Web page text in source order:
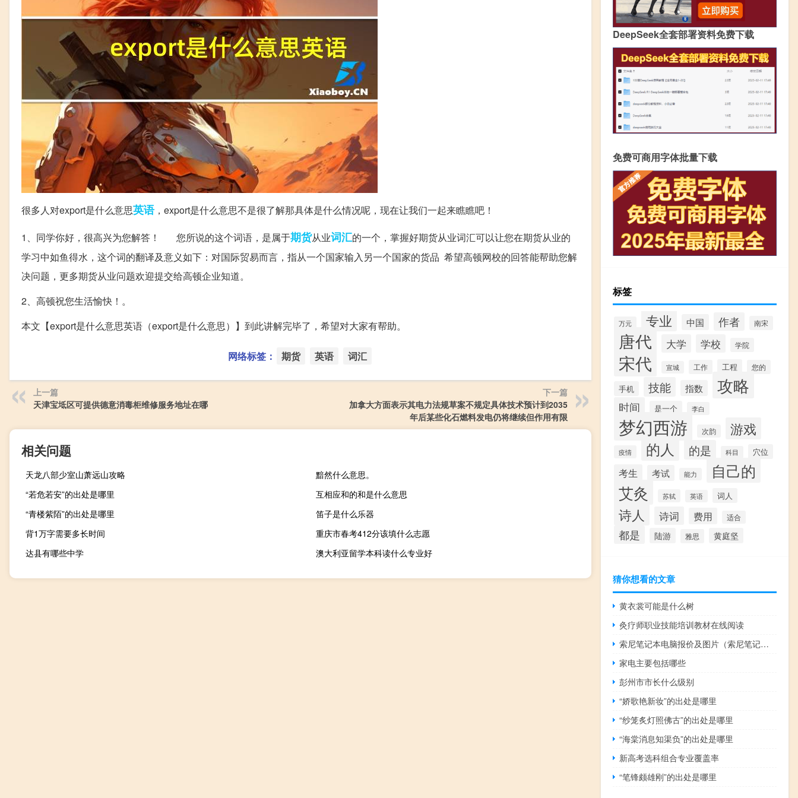
很多人对export是什么意思英语，export是什么意思不是很了解那具体是什么情况呢，现在让我们一起来瞧瞧吧！
1、同学你好，很高兴为您解答！ 您所说的这个词语，是属于期货从业词汇的一个，掌握好期货从业词汇可以让您在期货从业的
学习中如鱼得水，这个词的翻译及意义如下：对国际贸易而言，指从一个国家输入另一个国家的货品 希望高顿网校的回答能帮助您解
决问题，更多期货从业问题欢迎提交给高顿企业知道。
2、高顿祝您生活愉快！。
本文【export是什么意思英语（export是什么意思）】到此讲解完毕了，希望对大家有帮助。
网络标签： 期货 英语 词汇
上一篇
天津宝坻区可提供德意消毒柜维修服务地址在哪
下一篇
加拿大方面表示其电力法规草案不规定具体技术预计到2035
年后某些化石燃料发电仍将继续但作用有限
相关问题
天龙八部少室山萧远山攻略
黯然什么意思。
“若危若安”的出处是哪里
互相应和的和是什么意思
“青楼紫陌”的出处是哪里
笛子是什么乐器
背1万字需要多长时间
重庆市春考412分该填什么志愿
达县有哪些中学
澳大利亚留学本科读什么专业好
DeepSeek全套部署资料免费下载
免费可商用字体批量下载
标签
万元 专业 中国 作者 南宋
唐代 大学 学校 学院
宋代 宣城 工作 工程 您的
手机 技能 指数 攻略
时间 是一个 李白
梦幻西游 次韵 游戏
疫情 的人 的是 科目 穴位
考生 考试 能力
自己的
艾灸
苏轼 英语 词人
诗人 诗词 费用 适合
都是 陆游 雅思 黄庭坚
猜你想看的文章
黄衣裳可能是什么树
灸疗师职业技能培训教材在线阅读
索尼笔记本电脑报价及图片（索尼笔记本电脑报价大全）
家电主要包括哪些
彭州市市长什么级别
“娇歌艳新妆”的出处是哪里
“纱笼炙灯照佛古”的出处是哪里
“海棠消息知渠负”的出处是哪里
新高考选科组合专业覆盖率
“笔锋颇雄刚”的出处是哪里